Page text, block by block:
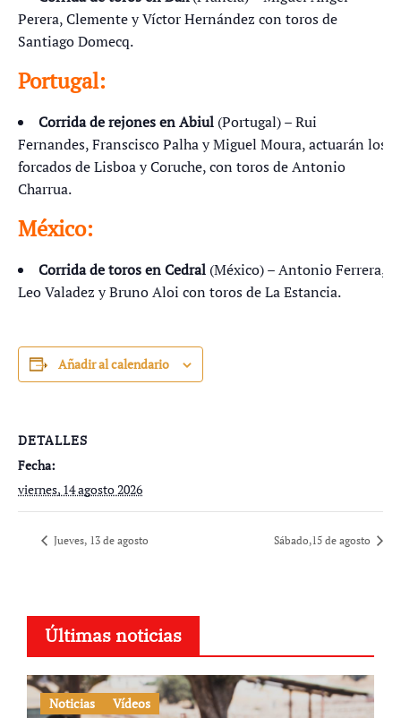
Perera, Clemente y Víctor Hernández con toros de
Santiago Domecq.
Portugal:
Corrida de rejones en Abiul (Portugal) – Rui
Fernandes, Franscisco Palha y Miguel Moura, actuarán los
forcados de Lisboa y Coruche, con toros de Antonio
Charrua.
México:
Corrida de toros en Cedral (México) – Antonio Ferrera,
Leo Valadez y Bruno Aloi con toros de La Estancia.
Añadir al calendario
DETALLES
Fecha:
viernes, 14 agosto 2026
Jueves, 13 de agosto Sábado,15 de agosto
Últimas noticias
Noticias Vídeos